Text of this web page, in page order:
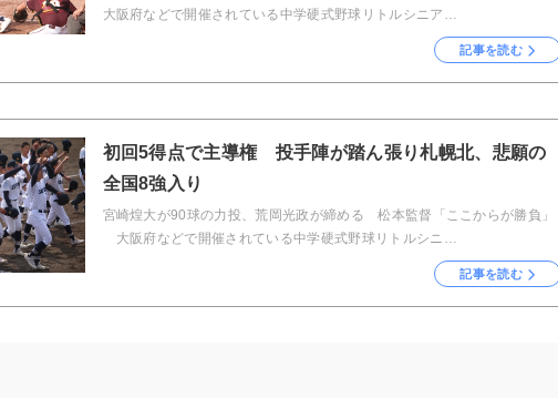
大阪府などで開催されている中学硬式野球リトルシニア…
記事を読む
初回5得点で主導権 投手陣が踏ん張り札幌北、悲願の
全国8強入り
宮崎煌大が90球の力投、荒岡光政が締める 松本監督「ここからが勝負」
大阪府などで開催されている中学硬式野球リトルシニ…
記事を読む